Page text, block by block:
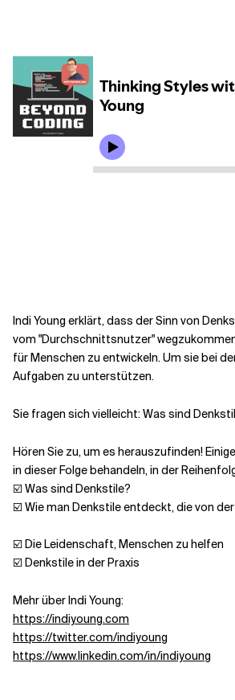
Indi Young erklärt, dass der Sinn von
vom "Durchschnittsnutzer"
für Menschen zu entwickeln. Um sie bei
Aufgaben zu unterstützen.
Sie fragen sich vielleicht: Was sind
Hören Sie zu, um es herauszufinden!
in dieser Folge behandeln, in der
☑️ Was sind Denkstile?
☑️ Wie man Denkstile entdeckt, die von
☑️ Die Leidenschaft, Menschen zu helfen
☑️ Denkstile in der Praxis
Mehr über Indi Young:
https://indiyoung.com
https://twitter.com/indiyoung
https://www.linkedin.com/in/indiyoung